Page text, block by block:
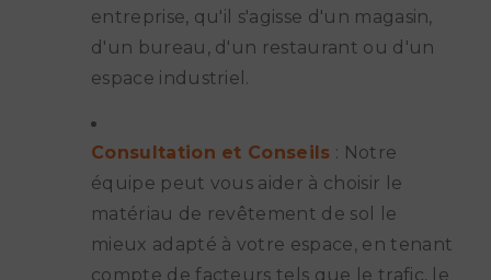
entreprise, qu'il s'agisse d'un magasin,
d'un bureau, d'un restaurant ou d'un
espace industriel.
Consultation et Conseils : Notre
équipe peut vous aider à choisir le
matériau de revêtement de sol le
mieux adapté à votre espace, en tenant
compte de facteurs tels que le trafic, le